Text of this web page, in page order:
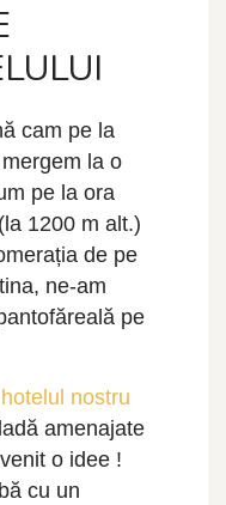
cam pe la
la o
pe la ora
1200 m alt.)
de pe
ne-am
pe
hotelul nostru
amenajate
o idee !
cu un